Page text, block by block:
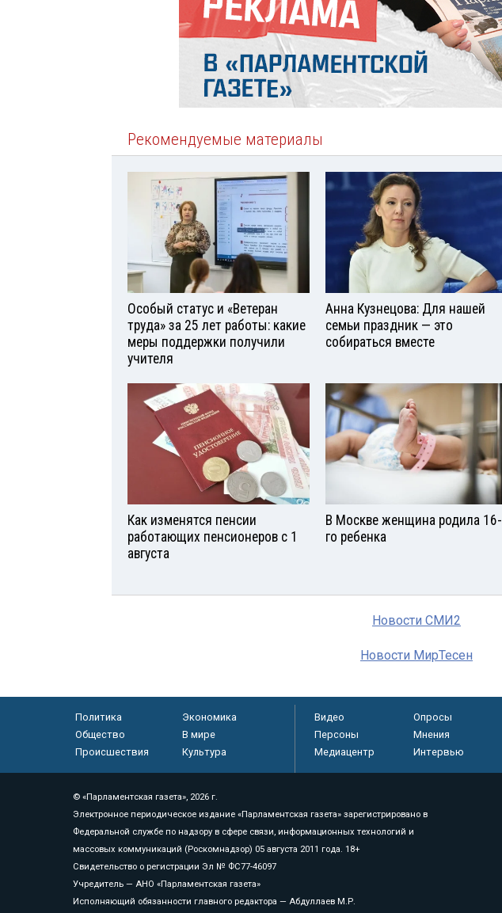
Рекомендуемые материалы
Особый статус и «Ветеран
труда» за 25 лет работы: какие
меры поддержки получили
учителя
Анна Кузнецова: Для нашей
семьи праздник — это
собираться вместе
Как изменятся пенсии
работающих пенсионеров с 1
августа
В Москве женщина родила 16-
го ребенка
Новости СМИ2
Новости МирТесен
Политика
Экономика
Общество
В мире
Происшествия
Культура
Видео Опросы
Персоны
Мнения
Медиацентр
Интервью
© «Парламентская газета», 2026 г.
Электронное периодическое издание «Парламентская газета» зарегистрировано в
Федеральной службе по надзору в сфере связи, информационных технологий и
массовых коммуникаций (Роскомнадзор) 05 августа 2011 года. 18+
Свидетельство о регистрации Эл № ФС77-46097
Учредитель — АНО «Парламентская газета»
Исполняющий обязанности главного редактора — Абдуллаев М.Р.